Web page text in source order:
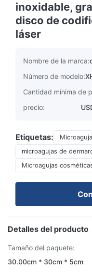
inoxidable,
disco de
láser
Nombre de la marca:
Número de modelo:
Cantidad mínima de
precio:
Etiquetas:
microagujas de
Microagujas
Detalles del producto
Tamaño del paquete:
30.00cm * 30cm * 5cm